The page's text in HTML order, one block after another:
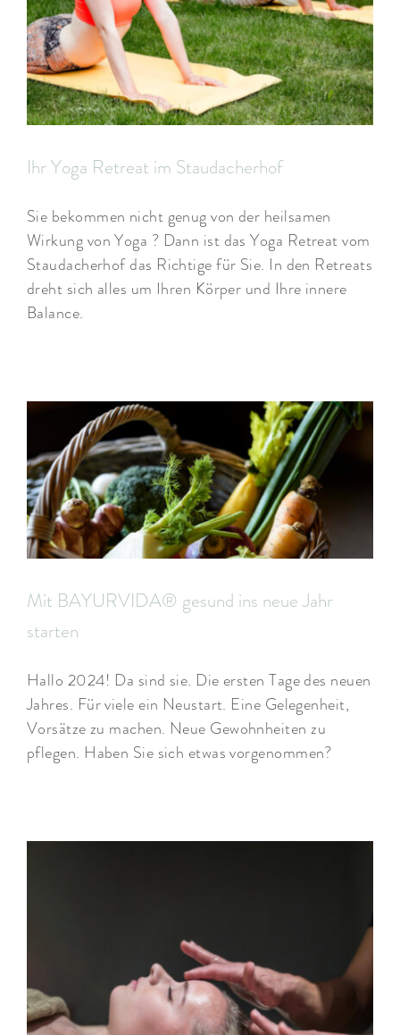
Ihr Yoga Retreat im Staudacherhof
Sie bekommen nicht genug von der heilsamen
Wirkung von Yoga ? Dann ist das Yoga Retreat vom
Staudacherhof das Richtige für Sie. In den Retreats
dreht sich alles um Ihren Körper und Ihre innere
Balance.
Mit BAYURVIDA® gesund ins neue Jahr
starten
Hallo 2024! Da sind sie. Die ersten Tage des neuen
Jahres. Für viele ein Neustart. Eine Gelegenheit,
Vorsätze zu machen. Neue Gewohnheiten zu
pflegen. Haben Sie sich etwas vorgenommen?